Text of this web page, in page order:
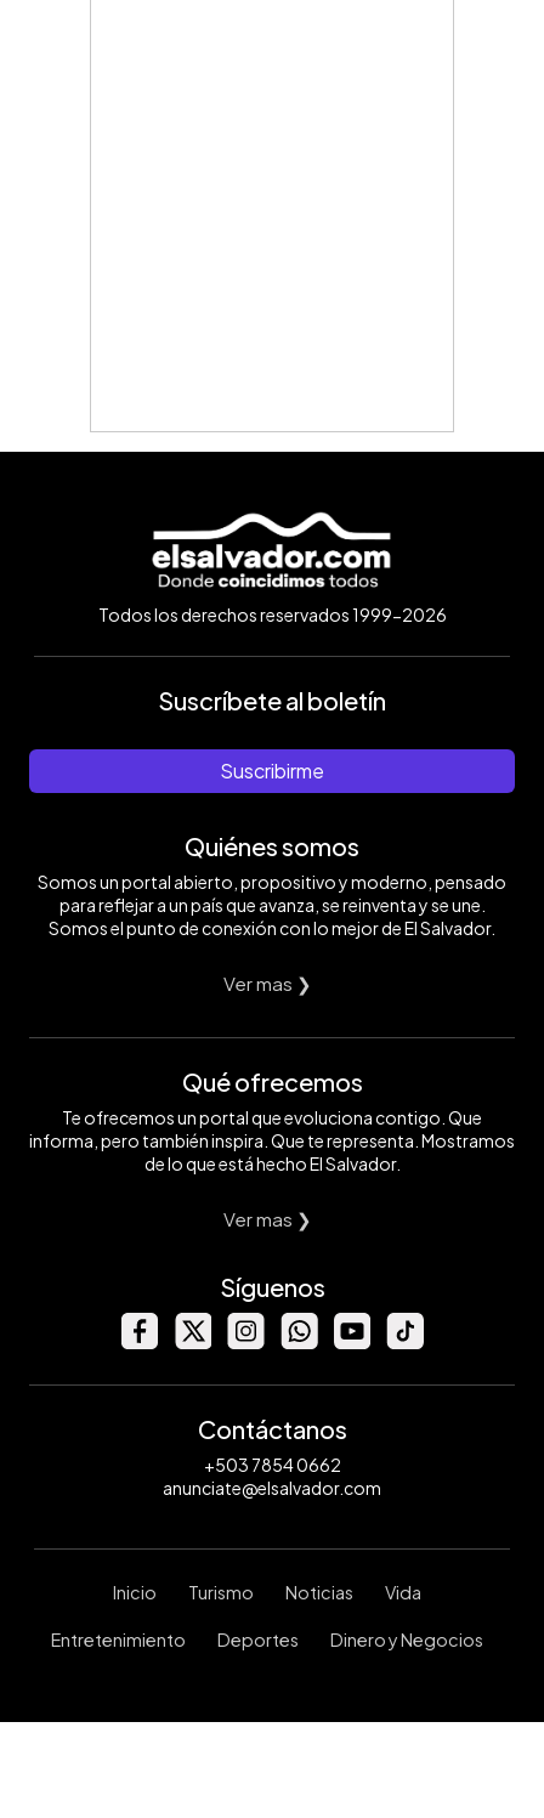
Todos los derechos reservados 1999-2026
Suscríbete al boletín
Suscribirme
Quiénes somos
Somos un portal abierto, propositivo y moderno, pensado
para reflejar a un país que avanza, se reinventa y se une.
Somos el punto de conexión con lo mejor de El Salvador.
Ver mas ❯
Qué ofrecemos
Te ofrecemos un portal que evoluciona contigo. Que
informa, pero también inspira. Que te representa. Mostramos
de lo que está hecho El Salvador.
Ver mas ❯
Síguenos
Contáctanos
+503 7854 0662
anunciate@elsalvador.com
Inicio Turismo Noticias Vida
Entretenimiento Deportes Dinero y Negocios